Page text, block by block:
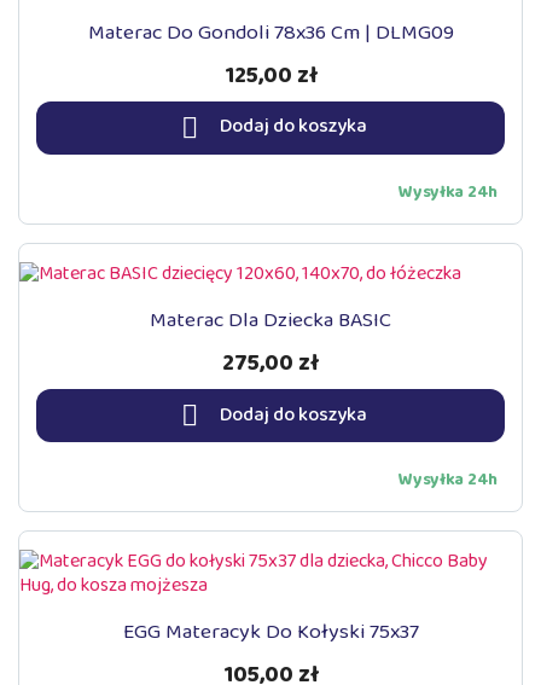
Materac Do Gondoli 78x36 Cm | DLMG09
125,00 zł
 Dodaj do koszyka
Wysyłka 24h
Materac Dla Dziecka BASIC
275,00 zł
 Dodaj do koszyka
Wysyłka 24h
EGG Materacyk Do Kołyski 75x37
105,00 zł